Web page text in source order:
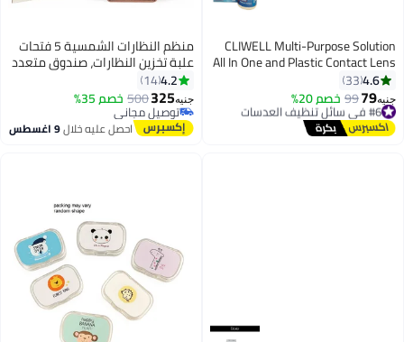
CLIWELL Multi-Purpose Solution
All In One and Plastic Contact Lens
Cleaning Tool - 150ml
4.6
33
جنيه79
99 خصم 20% #6 في سائل تنظيف العدسات
توصيل مجاني
#6 في سائل تنظيف العدسات
منظم النظارات الشمسية 5 فتحات
علبة تخزين النظارات، صندوق متعدد
لعرض النظارات المعلقة
4.2
14
جنيه325
500 خصم 35%
توصيل مجاني
توصيل مجانياحصل عليه خلال9 اغسطس